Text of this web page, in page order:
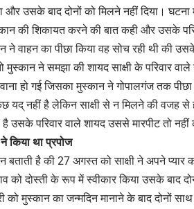
और उसके बाद दोनों को मिलने नहीं दिया।
की शिकायत करने की बात कही और उसके
ने वाहन का पीछा किया वह सोच रही थी की
मुस्कान ने समझा की शायद साक्षी के परिवार
हो गई जिसका मुस्कान ने गोपालगंज तक
यद् नहीं है लेकिन साक्षी से न मिलने की वजह से
उसके परिवार वाले शायद उससे मारपीट तो
ने किया था प्रपोज
बताती है की 27 अगस्त को साक्षी ने अपने प्यार
को दोस्ती के रूप में स्वीकार किया उसके बाद
को मुस्कान का जन्मदिन मानाने के बाद दोनों